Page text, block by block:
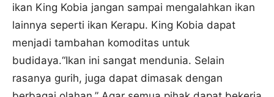
ikan King Kobia jangan sampai mengalahkan ikan
lainnya seperti ikan Kerapu. King Kobia dapat
menjadi tambahan komoditas untuk
budidaya.“Ikan ini sangat mendunia. Selain
rasanya gurih, juga dapat dimasak dengan